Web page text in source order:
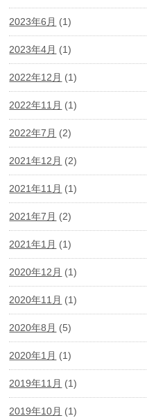
2023年6月 (1)
2023年4月 (1)
2022年12月 (1)
2022年11月 (1)
2022年7月 (2)
2021年12月 (2)
2021年11月 (1)
2021年7月 (2)
2021年1月 (1)
2020年12月 (1)
2020年11月 (1)
2020年8月 (5)
2020年1月 (1)
2019年11月 (1)
2019年10月 (1)